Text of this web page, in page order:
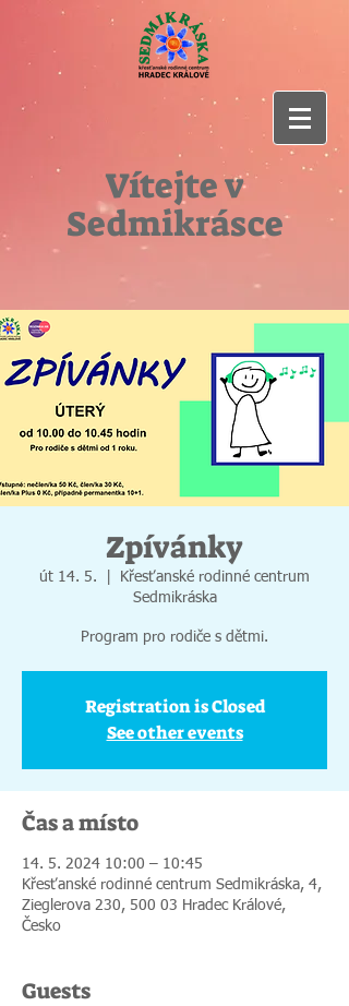
Vítejte v
Sedmikrásce
Zpívánky
út 14. 5.
Křesťanské rodinné centrum
Sedmikráska
Program pro rodiče s dětmi.
Registration is Closed
See other events
Čas a místo
14. 5. 2024 10:00 – 10:45
Křesťanské rodinné centrum Sedmikráska, 4,
Zieglerova 230, 500 03 Hradec Králové,
Česko
Guests